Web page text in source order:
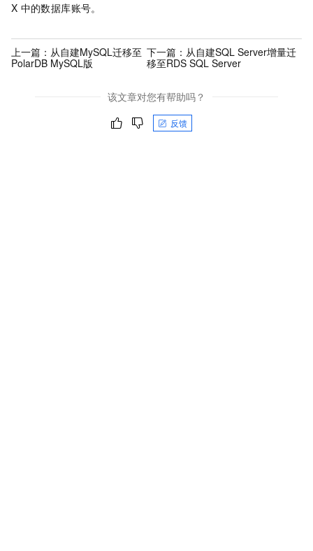
X 中的数据库账号。
上一篇： 从自建MySQL迁移至
PolarDB MySQL版
下一篇： 从自建SQL Server增量迁
移至RDS SQL Server
该文章对您有帮助吗？
反馈